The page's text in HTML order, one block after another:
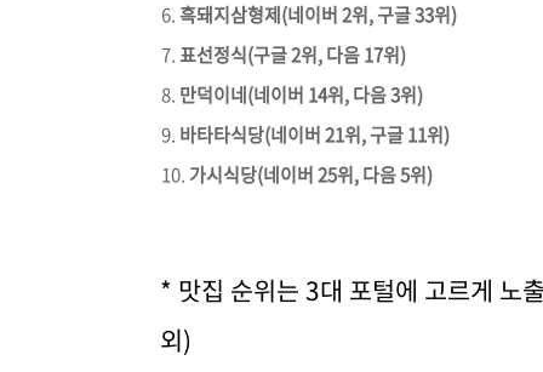
흑돼지삼형제(네이버 2위, 구글 33위)
표선정식(구글 2위, 다음 17위)
만덕이네(네이버 14위, 다음 3위)
바타타식당(네이버 21위, 구글 11위)
가시식당(네이버 25위, 다음 5위)
* 맛집 순위는 3대 포털에 고르게 노
외)